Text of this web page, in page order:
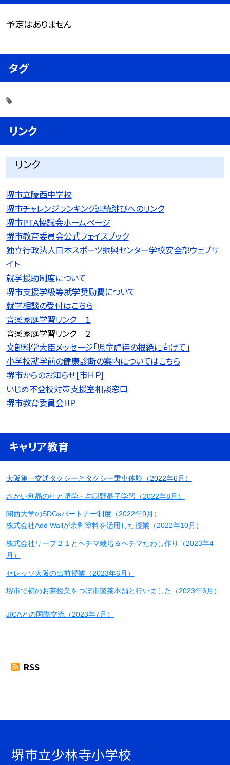
予定はありません
タグ
リンク
リンク
堺市立陵西中学校
堺市チャレンジランキング連続跳びへのリンク
堺市PTA協議会ホームページ
堺市教育委員会公式フェイスブック
独立行政法人日本スポーツ振興センター学校安全部ウェブサ
イト
就学援助制度について
堺市支援学級等就学奨励費について
就学相談の受付はこちら
音楽家庭学習リンク １
音楽家庭学習リンク ２
文部科学大臣メッセージ「児童虐待の根絶に向けて」
小学校就学前の健康診断の案内についてはこちら
堺市からのお知らせ[市ＨＰ]
いじめ不登校対策支援室相談窓口
堺市教育委員会HP
キャリア教育
大阪第一交通タクシーとタクシー乗車体験（2022年6月）
さかい利晶の杜と堺学・与謝野晶子学習（2022年8月）
関西大学のSDGsパートナー制度（2022年9月）
株式会社Add Wallが余剰塗料を活用した授業（2022年10月）
株式会社リーブ２１とヘチマ栽培＆ヘチマたわし作り（2023年4
月）
セレッソ大阪の出前授業（2023年6月）
堺市で初のお茶授業をつぼ市製茶本舗と行いました（2023年6月）
JICAとの国際交流（2023年7月）
RSS
堺市立少林寺小学校